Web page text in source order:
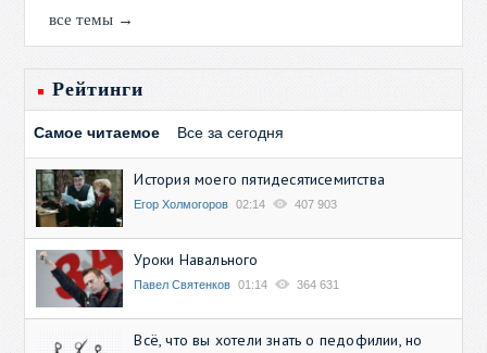
все темы →
Рейтинги
Самое читаемое Все за сегодня
История моего пятидесятисемитства
Егор Холмогоров 02:14 407 903
Уроки Навального
Павел Святенков 01:14 364 631
Всё, что вы хотели знать о педофилии, но